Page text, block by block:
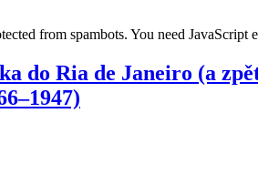
from spambots. You need JavaScript
do Ria de Janeiro (a